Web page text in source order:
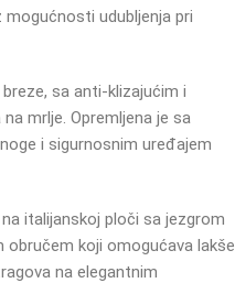
udubljenja pri
sa anti-klizajućim i
mrlje. Opremljena je sa
i sigurnosnim uređajem
italijanskoj ploči sa jezgrom
obručem koji omogućava lakše
na elegantnim